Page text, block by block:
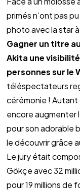
primés n’ont pas
photo avec la star à
Gagner un titre
Akita une
personnes sur le
téléspectateurs
cérémonie !
encore augmenter
pour son adorable
le découvrir grâce
Le jury était
Gökçe avec 32
pour 19 millions de